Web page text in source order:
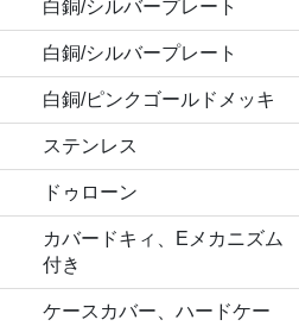
白銅/シルバープレート
白銅/シルバープレート
白銅/ピンクゴールドメッキ
ステンレス
ドゥローン
カバードキィ、Eメカニズム
付き
ケースカバー、ハードケー